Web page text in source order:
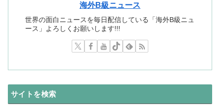
海外B級ニュース
世界の面白ニュースを毎日配信している「海外B級ニュ
ース」よろしくお願いします!!!
サイトを検索